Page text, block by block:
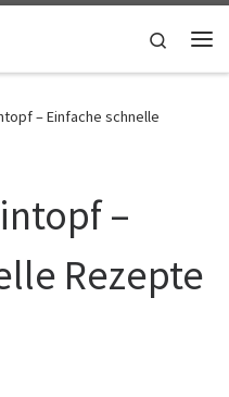
Search
– Einfache schnelle
–
Rezepte